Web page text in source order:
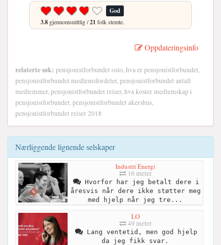
God
3.8 gjennomsnittlig /21 folk stemte.
Oppdateringsinfo
relaterte søk: pensjonistforbundet oslo, hva er pensjonistforbundet,
pensjonistforbundet medlemsfordeler, pensjonistforbundet antall
medlemmer, pensjonistforbundet reiser, hva koster medlemskap i
pensjonistforbundet, pensjonistforbundet akershus,
pensjonistforbundet reiser 2018
Nærliggende lignende selskaper
Industri Energi
16 meter
Hvorfor har jeg betalt dere i
åresvis når dere ikke støtter meg
med hjelp når jeg tre...
LO
49 meter
Lang ventetid, men god hjelp
da jeg fikk svar.